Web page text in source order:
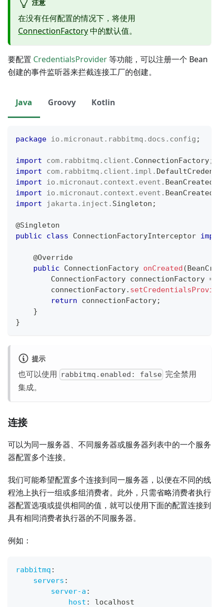
注意
在没有任何配置的情况下，将使用
ConnectionFactory中的默认值。
要配置 CredentialsProvider等功能，可以注册一个 Bean
创建的事件监听器来拦截连接工厂的创建。
Java Groovy Kotlin
package io .micronaut . rabbitmq . docs . config ;
import com. rabbitmq . client . ConnectionFactory;
import
com. rabbitmq . client . impl .
import
io .micronaut . context . event .
import
io .micronaut . context . event .
import
jakarta . inject . Singleton ;
@Singleton
public
class ConnectionFactoryInterceptor
@Override
public
ConnectionFactory onCreated (
ConnectionFactory connectionFactory =
        connectionFactory
.
return connectionFactory;
}
}
提示
也可以使用 rabbitmq.enabled: false 完全禁用
集成。
连接
可以为同一服务器、不同服务器或服务器列表中的一个服务
器配置多个连接。
我们可能希望配置多个连接到同一服务器，以便在不同的线
程池上执行一组或多组消费者。此外，只需省略消费者执行
器配置选项或提供相同的值，就可以使用下面的配置连接到
具有相同消费者执行器的不同服务器。
例如：
rabbitmq :
servers :
server-a :
host :
localhost